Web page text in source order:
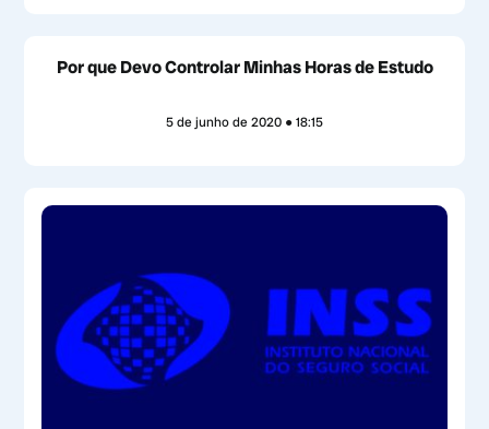
Por que Devo Controlar Minhas Horas de Estudo
5 de junho de 2020 18:15